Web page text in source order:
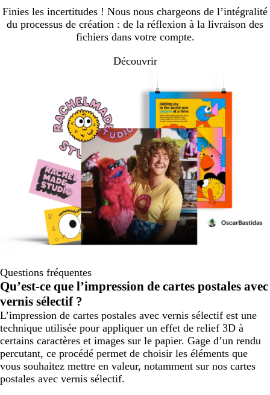
Finies les incertitudes ! Nous nous chargeons de l’intégralité
du processus de création : de la réflexion à la livraison des
fichiers dans votre compte.
Découvrir
Questions fréquentes
Qu’est-ce que l’impression de cartes postales avec
vernis sélectif ?
L’impression de cartes postales avec vernis sélectif est une
technique utilisée pour appliquer un effet de relief 3D à
certains caractères et images sur le papier. Gage d’un rendu
percutant, ce procédé permet de choisir les éléments que
vous souhaitez mettre en valeur, notamment sur nos cartes
postales avec vernis sélectif.